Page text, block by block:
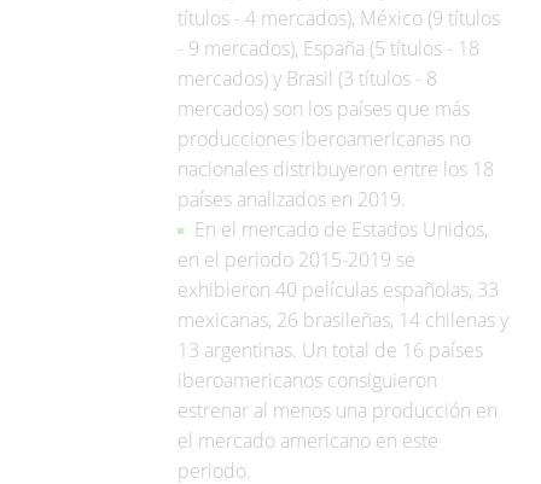
títulos - 4 mercados), México (9 títulos
- 9 mercados), España (5 títulos - 18
mercados) y Brasil (3 títulos - 8
mercados) son los países que más
producciones iberoamericanas no
nacionales distribuyeron entre los 18
países analizados en 2019.
En el mercado de Estados Unidos,
en el periodo 2015-2019 se
exhibieron 40 películas españolas, 33
mexicanas, 26 brasileñas, 14 chilenas y
13 argentinas. Un total de 16 países
iberoamericanos consiguieron
estrenar al menos una producción en
el mercado americano en este
periodo.